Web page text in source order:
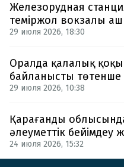
Железорудная
теміржол вокзалы
29 июля 2026, 18:30
Оралда қалалық
байланысты төтенше
29 июля 2026, 10:38
Қарағанды
әлеуметтік бейімдеу
24 июля 2026, 15:32